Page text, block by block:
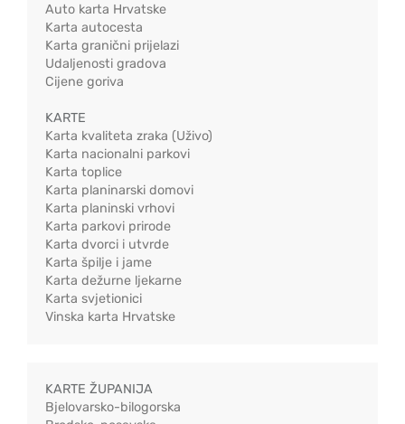
Auto karta Hrvatske
Karta autocesta
Karta granični prijelazi
Udaljenosti gradova
Cijene goriva
KARTE
Karta kvaliteta zraka (Uživo)
Karta nacionalni parkovi
Karta toplice
Karta planinarski domovi
Karta planinski vrhovi
Karta parkovi prirode
Karta dvorci i utvrde
Karta špilje i jame
Karta dežurne ljekarne
Karta svjetionici
Vinska karta Hrvatske
KARTE ŽUPANIJA
Bjelovarsko-bilogorska